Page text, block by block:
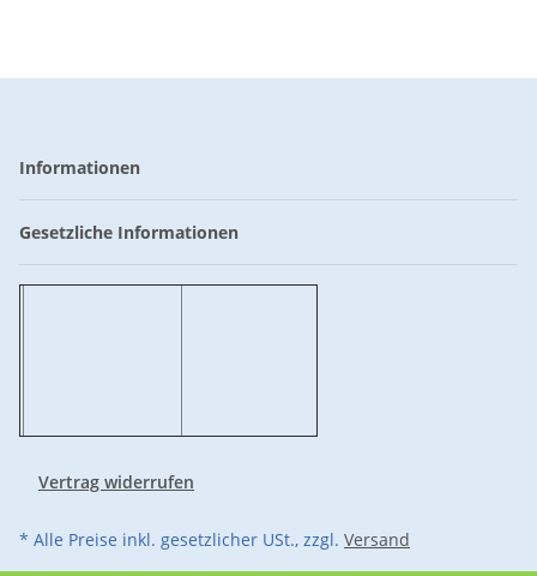
Informationen
Gesetzliche Informationen
Vertrag widerrufen
* Alle Preise inkl. gesetzlicher USt., zzgl. Versand